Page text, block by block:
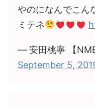
やのになんでこん
ミテネ
— 安田桃寧 【
September 5,